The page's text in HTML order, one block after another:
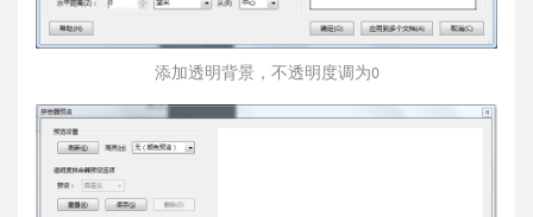
添加透明背景，不透明度调为0